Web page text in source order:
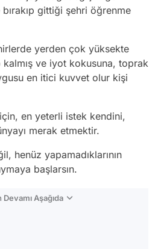
gittiği şehri öğrenme
yerden çok yüksekte
kalmış ve iyot kokusuna, toprak
en itici kuvvet olur kişi
en yeterli istek kendini,
merak etmektir.
henüz yapamadıklarının
başlarsın.
Aşağıda